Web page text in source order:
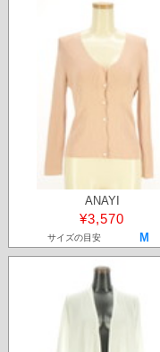
ANAYI
¥3,570
サイズの目安 M